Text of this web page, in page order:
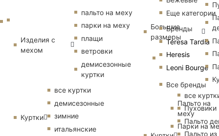
Еще категории
Бренды
Teresa Tardia
Heresis
Leoni Bourge
Все бренды
Пальто на
меху
Парки на
Изделия с
мехом
пальто на меху
парки на меху
плащи
ветровки
демисезонные
куртки
Куртки
все куртки
демисезонные
зимние
итальянские
Большие
размеры
все
Пуховики
Пальто
Пальто